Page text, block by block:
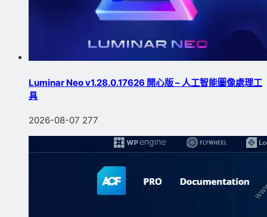
Luminar Neo v1.28.0.17626 開心版 – 人工智能圖像處理工
具
2026-08-07 277